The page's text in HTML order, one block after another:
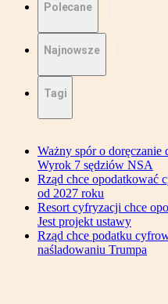
Polecane
Najnowsze
Tagi
Ważny spór o doręczanie
Wyrok 7 sędziów NSA
Rząd chce opodatkować
od 2027 roku
Resort cyfryzacji chce
Jest projekt ustawy
Rząd chce podatku
naśladowaniu Trumpa